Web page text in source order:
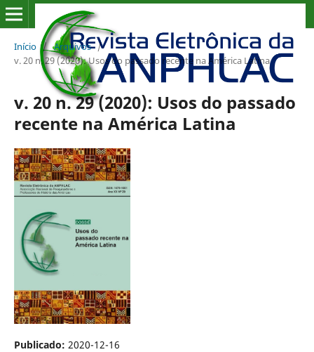
Início / Arquivos /
v. 20 n. 29 (2020): Usos do passado recente na América Latina
v. 20 n. 29 (2020): Usos do passado
recente na América Latina
Publicado: 2020-12-16